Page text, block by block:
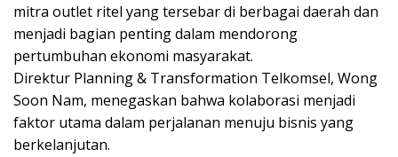
mitra outlet ritel yang tersebar di berbagai daerah dan
menjadi bagian penting dalam mendorong
pertumbuhan ekonomi masyarakat.
Direktur Planning & Transformation Telkomsel, Wong
Soon Nam, menegaskan bahwa kolaborasi menjadi
faktor utama dalam perjalanan menuju bisnis yang
berkelanjutan.